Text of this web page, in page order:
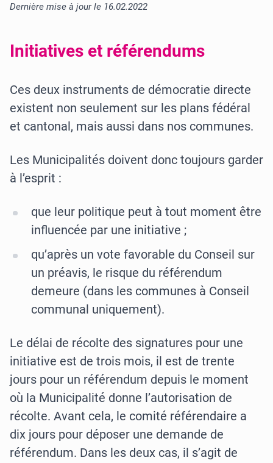
Dernière mise à jour le 16.02.2022
Initiatives et référendums
Ces deux instruments de démocratie directe
existent non seulement sur les plans fédéral
et cantonal, mais aussi dans nos communes.
Les Municipalités doivent donc toujours garder
à l’esprit :
que leur politique peut à tout moment être
influencée par une initiative ;
qu’après un vote favorable du Conseil sur
un préavis, le risque du référendum
demeure (dans les communes à Conseil
communal uniquement).
Le délai de récolte des signatures pour une
initiative est de trois mois, il est de trente
jours pour un référendum depuis le moment
où la Municipalité donne l’autorisation de
récolte. Avant cela, le comité référendaire a
dix jours pour déposer une demande de
référendum. Dans les deux cas, il s’agit de